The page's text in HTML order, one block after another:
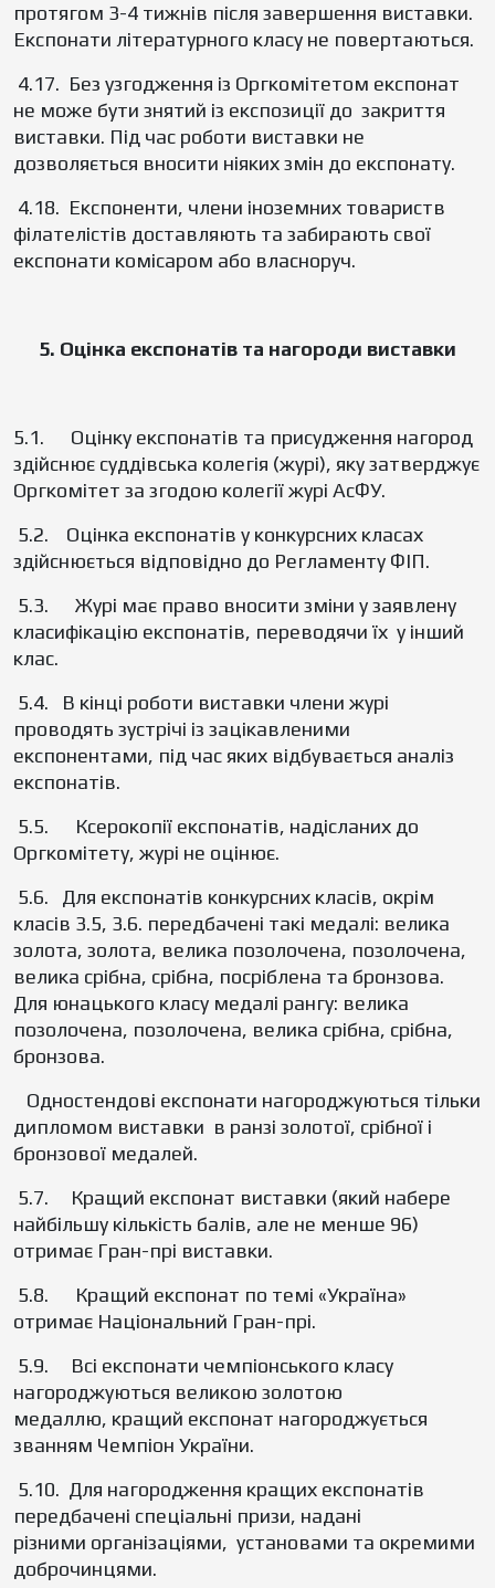
протягом 3-4 тижнів після завершення виставки.
Експонати літературного класу не повертаються.
4.17. Без узгодження із Оргкомітетом експонат
не може бути знятий із експозиції до закриття
виставки. Під час роботи виставки не
дозволяється вносити ніяких змін до експонату.
4.18. Експоненти, члени іноземних товариств
філателістів доставляють та забирають свої
експонати комісаром або власноруч.
5. Оцінка експонатів та нагороди виставки
5.1. Оцінку експонатів та присудження нагород
здійснює суддівська колегія (журі), яку затверджує
Оргкомітет за згодою колегії журі АсФУ.
5.2. Оцінка експонатів у конкурсних класах
здійснюється відповідно до Регламенту ФІП.
5.3. Журі має право вносити зміни у заявлену
класифікацію експонатів, переводячи їх у інший
клас.
5.4. В кінці роботи виставки члени журі
проводять зустрічі із зацікавленими
експонентами, під час яких відбувається аналіз
експонатів.
5.5. Ксерокопії експонатів, надісланих до
Оргкомітету, журі не оцінює.
5.6. Для експонатів конкурсних класів, окрім
класів 3.5, 3.6. передбачені такі медалі: велика
золота, золота, велика позолочена, позолочена,
велика срібна, срібна, посріблена та бронзова.
Для юнацького класу медалі рангу: велика
позолочена, позолочена, велика срібна, срібна,
бронзова.
Одностендові експонати нагороджуються тільки
дипломом виставки в ранзі золотої, срібної i
бронзової медалей.
5.7. Кращий експонат виставки (який набере
найбільшу кількість балів, але не менше 96)
отримає Гран-прі виставки.
5.8. Кращий експонат по темі «Україна»
отримає Національний Гран-прі.
5.9. Всі експонати чемпіонського класу
нагороджуються великою золотою
медаллю, кращий експонат нагороджується
званням Чемпіон України.
5.10. Для нагородження кращих експонатів
передбачені спеціальні призи, надані
різними організаціями, установами та окремими
доброчинцями.